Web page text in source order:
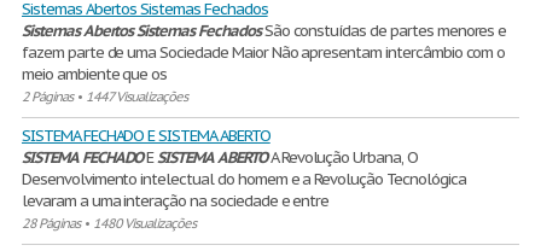
Sistemas Abertos Sistemas Fechados
SistemasAbertosSistemas FechadosSão constuídas de partes menores e
fazem parte de uma Sociedade Maior Não apresentam intercâmbio com o
meio ambiente que os
2 Páginas• 1447 Visualizações
SISTEMA FECHADO E SISTEMA ABERTO
SISTEMA FECHADOESISTEMAABERTOA Revolução Urbana, O
Desenvolvimento intelectual do homem e a Revolução Tecnológica
levaram a uma interação na sociedade e entre
28 Páginas• 1480 Visualizações